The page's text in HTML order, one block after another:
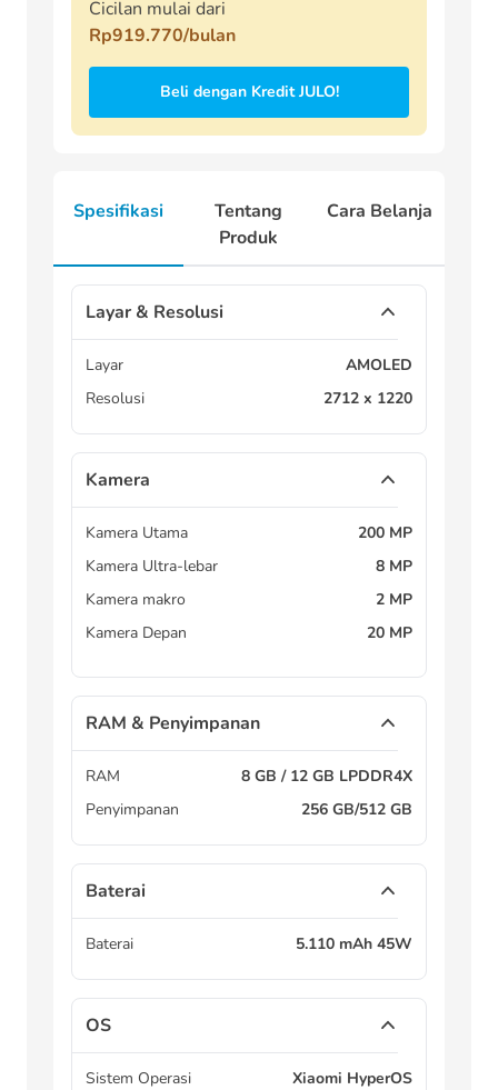
Cicilan mulai dari
Rp919.770/bulan
Beli dengan Kredit JULO!
Spesifikasi
Tentang
Produk
Cara Belanja
Layar & Resolusi
Layar
AMOLED
Resolusi
2712 x 1220
Kamera
Kamera Utama
200 MP
Kamera Ultra-lebar
8 MP
Kamera makro
2 MP
Kamera Depan
20 MP
RAM & Penyimpanan
RAM
8 GB / 12 GB LPDDR4X
Penyimpanan
256 GB/512 GB
Baterai
Baterai 5.110 mAh 45W
OS
Sistem Operasi Xiaomi HyperOS